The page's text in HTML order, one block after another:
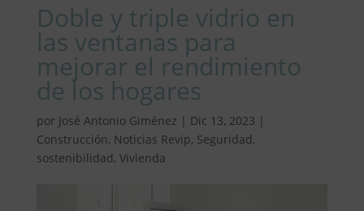
Doble y triple vidrio en
las ventanas para
mejorar el rendimiento
de los hogares
por José Antonio Giménez | Dic 13, 2023 |
Construcción, Noticias Revip, Seguridad,
sostenibilidad, Vivienda